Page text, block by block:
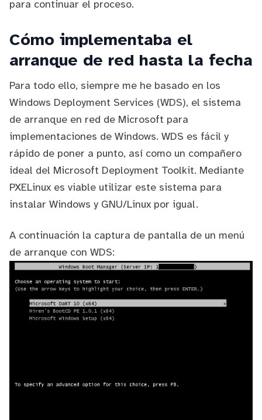
para continuar el proceso.
Cómo implementaba el
arranque de red hasta la fecha
Para todo ello, siempre me he basado en los
Windows Deployment Services (WDS), el sistema
de arranque en red de Microsoft para
implementaciones de Windows. WDS es fácil y
rápido de poner a punto, así como un compañero
ideal del Microsoft Deployment Toolkit. Mediante
PXELinux es viable utilizar este sistema para
instalar Windows y GNU/Linux por igual.
A continuación la captura de pantalla de un menú
de arranque con WDS: